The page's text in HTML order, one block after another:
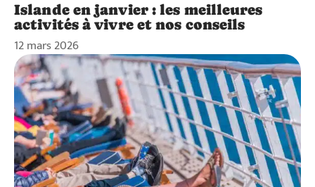
Islande en janvier : les meilleures
activités à vivre et nos conseils
12 mars 2026